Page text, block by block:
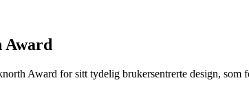
Award
Award for sitt tydelig brukersentrerte design, som